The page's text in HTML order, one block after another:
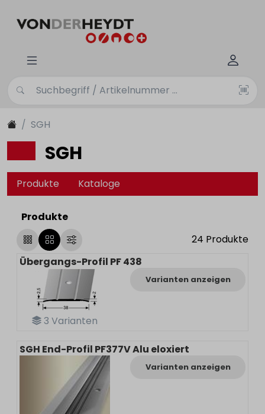
SGH
SGH
Produkte Kataloge
Produkte
24 Produkte
3 Varianten
Übergangs-Profil PF 438
Varianten anzeigen
SGH End-Profil PF377V Alu eloxiert
Varianten anzeigen